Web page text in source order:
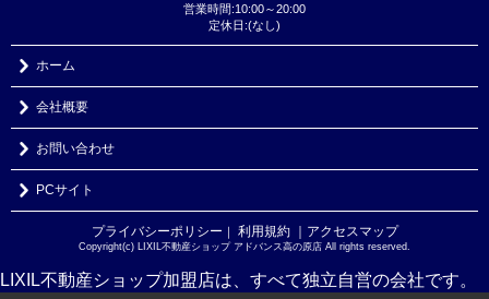
営業時間:10:00～20:00
定休日:(なし)
ホーム
会社概要
お問い合わせ
PCサイト
プライバシーポリシー ｜ 利用規約 ｜アクセスマップ
Copyright(c) LIXIL不動産ショップ アドバンス高の原店 All rights reserved.
LIXIL不動産ショップ加盟店は、すべて独立自営の会社です。